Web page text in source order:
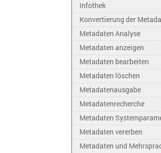
Infothek
Konvertierung der
Metadaten Analyse
Metadaten anzeigen
Metadaten bearbeiten
Metadaten löschen
Metadatenausgabe
Metadatenrecherche
Metadaten
Metadaten vererben
Metadaten und